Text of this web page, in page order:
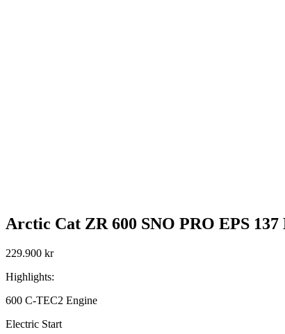
Arctic Cat ZR 600 SNO PRO EPS
229.900 kr
Highlights:
600 C-TEC2 Engine
Electric Start